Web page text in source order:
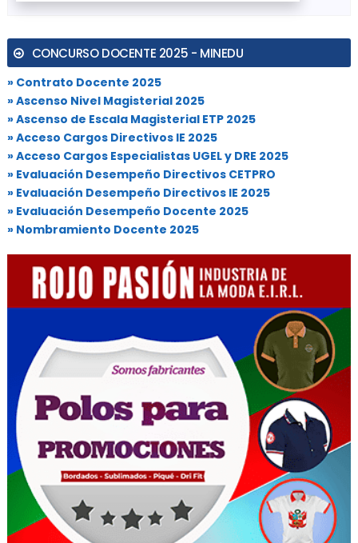
CONCURSO DOCENTE 2025 - MINEDU
» Contrato Docente 2025
» Ascenso Nivel Magisterial 2025
» Ascenso de Escala Magisterial ETP 2025
» Acceso Cargos Directivos IE 2025
» Acceso Cargos Especialistas UGEL y DRE 2025
» Evaluación Desempeño Directivos CETPRO
» Evaluación Desempeño Directivos IE 2025
» Evaluación Desempeño Docente 2025
» Nombramiento Docente 2025